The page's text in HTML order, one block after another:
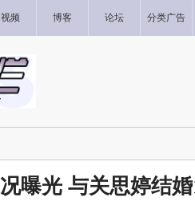
视频 博客 论坛 分类广告
曝光 与关思婷结